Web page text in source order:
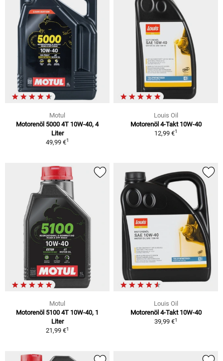
Motul
Motorenöl 5000 4T 10W-40, 4
Liter
49,99 €1
Louis Oil
Motorenöl 4-Takt 10W-40
12,99 €1
Motul
Motorenöl 5100 4T 10W-40, 1
Liter
21,99 €1
Louis Oil
Motorenöl 4-Takt 10W-40
39,99 €1